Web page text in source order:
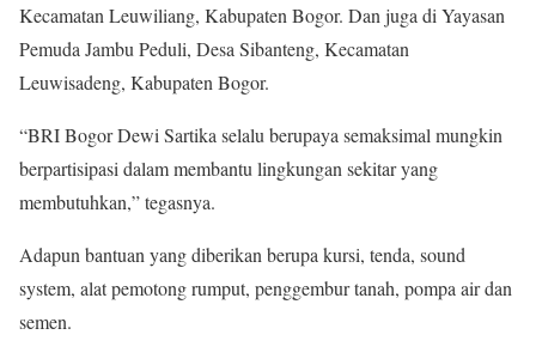
Kecamatan Leuwiliang, Kabupaten Bogor. Dan juga di Yayasan
Pemuda Jambu Peduli, Desa Sibanteng, Kecamatan
Leuwisadeng, Kabupaten Bogor.
“BRI Bogor Dewi Sartika selalu berupaya semaksimal mungkin
berpartisipasi dalam membantu lingkungan sekitar yang
membutuhkan,” tegasnya.
Adapun bantuan yang diberikan berupa kursi, tenda, sound
system, alat pemotong rumput, penggembur tanah, pompa air dan
semen.